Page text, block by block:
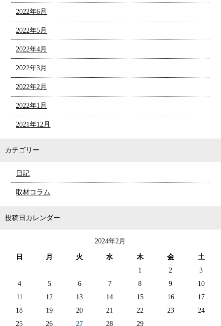
2022年6月
2022年5月
2022年4月
2022年3月
2022年2月
2022年1月
2021年12月
カテゴリー
日記
取材コラム
投稿日カレンダー
2024年2月
日 月 火 水 木 金
土
1
2
3
4
5 6 7 8 9
10
11
12 13 14 15 16
17
18
19 20 21 22 23
24
25
26 27 28 29